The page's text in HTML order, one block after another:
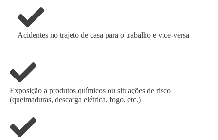
Acidentes no trajeto de casa para o trabalho e vice-versa
Exposição a produtos químicos ou situações de risco
(queimaduras, descarga elétrica, fogo, etc.)